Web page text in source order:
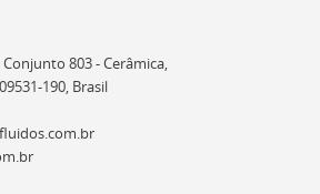
803 - Cerâmica,
190, Brasil